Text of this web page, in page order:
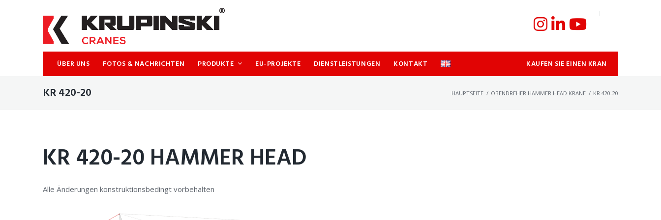
ÜBER UNS FOTOS & NACHRICHTEN PRODUKTE EU-PROJEKTE DIENSTLEISTUNGEN KONTAKT KAUFEN SIE EINEN KRAN
KR 420-20 HAUPTSEITE / OBENDREHER HAMMER HEAD KRANE / KR 420-20
KR 420-20 HAMMER HEAD
Alle Änderungen konstruktionsbedingt vorbehalten